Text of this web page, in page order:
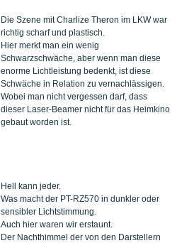
Die Szene mit Charlize Theron im LKW war
richtig scharf und plastisch.
Hier merkt man ein wenig
Schwarzschwäche, aber wenn man diese
enorme Lichtleistung bedenkt, ist diese
Schwäche in Relation zu vernachlässigen.
Wobei man nicht vergessen darf, dass
dieser Laser-Beamer nicht für das Heimkino
gebaut worden ist.
Hell kann jeder.
Was macht der PT-RZ570 in dunkler oder
sensibler Lichtstimmung.
Auch hier waren wir erstaunt.
Der Nachthimmel der von den Darstellern